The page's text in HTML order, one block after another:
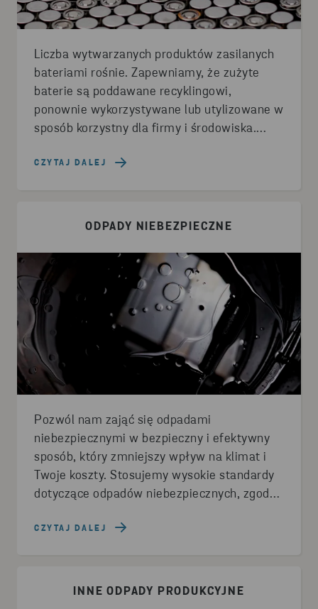
Liczba wytwarzanych produktów zasilanych
bateriami rośnie. Zapewniamy, że zużyte
baterie są poddawane recyklingowi,
ponownie wykorzystywane lub utylizowane w
sposób korzystny dla firmy i środowiska.
surowce wtórne.
CZYTAJ DALEJ
ODPADY NIEBEZPIECZNE
Pozwól nam zająć się odpadami
niebezpiecznymi w bezpieczny i efektywny
sposób, który zmniejszy wpływ na klimat i
Twoje koszty. Stosujemy wysokie standardy
dotyczące odpadów niebezpiecznych, zgodne
bardziej rygorystyczne wymagania.
CZYTAJ DALEJ
INNE ODPADY PRODUKCYJNE